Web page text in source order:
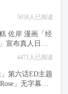
5058人已阅读
佐岸 漫画「经
宣布真人日剧
4471人已阅读
」第六话ED主题
」无字幕MV
贝塔手办开...
申鹤诞辰祭
6199人已阅读